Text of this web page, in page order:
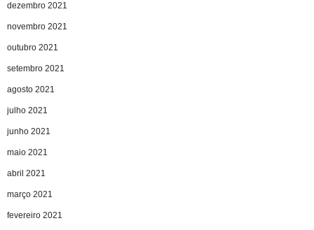
dezembro 2021
novembro 2021
outubro 2021
setembro 2021
agosto 2021
julho 2021
junho 2021
maio 2021
abril 2021
março 2021
fevereiro 2021